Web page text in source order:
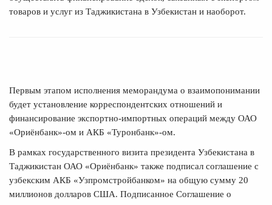
товаров и услуг из Таджикистана в Узбекистан и наоборот.
Первым этапом исполнения меморандума о взаимопонимании
будет установление корреспондентских отношений и
финансирование экспортно-импортных операций между ОАО
«Ориёнбанк»-ом и АКБ «Туронбанк»-ом.
В рамках государственного визита президента Узбекистана в
Таджикистан ОАО «Ориёнбанк» также подписал соглашение с
узбекским АКБ «Узпромстройбанком» на общую сумму 20
миллионов долларов США. Подписанное Соглашение о